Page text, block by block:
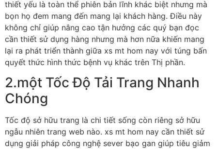
thiết yếu là toàn thể phiên bản lĩnh khác biệt nhưng mà
bọn họ đem mang đến mang lại khách hàng. Điều này
không chỉ giúp nâng cao tận hưởng các quý bạn đọc
cần thiết sử dụng hàng nhưng mà hơn nữa khiến mang
lại ra phát triển thành giữa xs mt hom nay với túng bấn
quyết thức hình thức bệnh vụ khác trên Thị phần.
2.một Tốc Độ Tải Trang Nhanh
Chóng
Tốc độ sở hữu trang là chi tiết sống còn riêng sở hữu
ngẫu nhiên trang web nào. xs mt hom nay cần thiết sử
dụng giải pháp công nghệ sever bạo gan giúp tiêu giảm